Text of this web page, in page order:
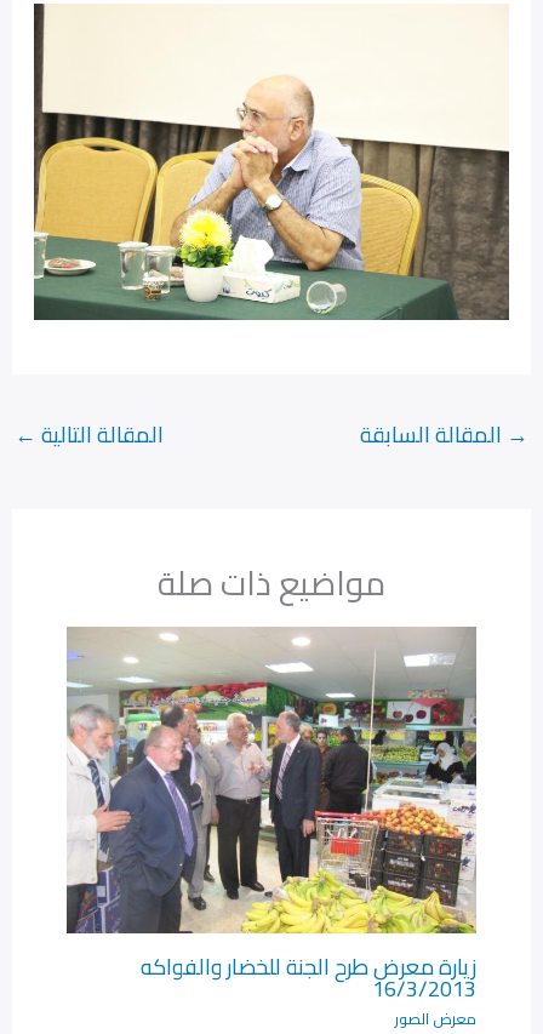
→ المقالة السابقة المقالة التالية ←
مواضيع ذات صلة
زيارة معرض طرح الجنة للخضار والفواكه
16/3/2013
معرض الصور